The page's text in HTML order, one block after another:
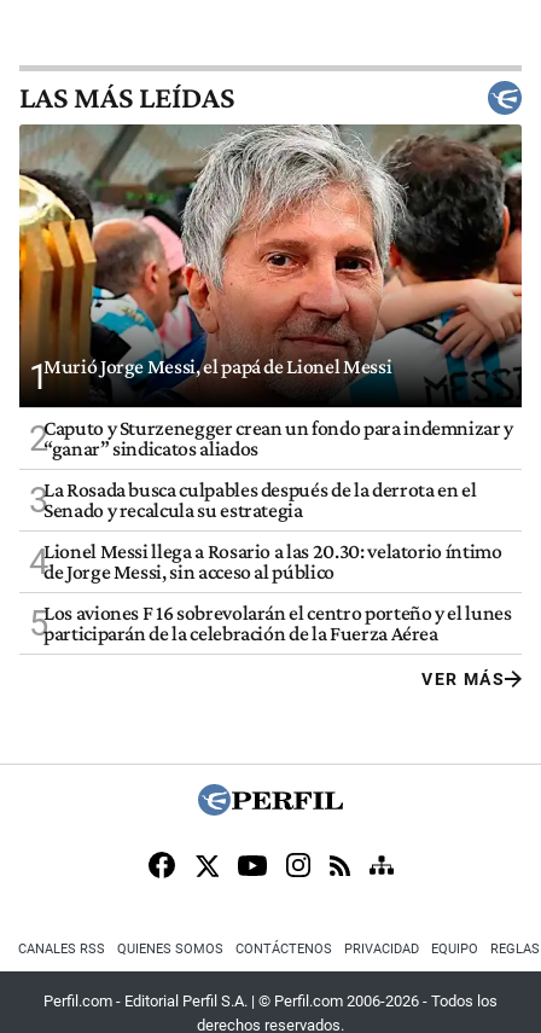
LAS MÁS LEÍDAS
1Murió Jorge Messi, el papá de Lionel Messi
2Caputo y Sturzenegger crean un fondo para indemnizar y
“ganar” sindicatos aliados
3La Rosada busca culpables después de la derrota en el
Senado y recalcula su estrategia
4Lionel Messi llega a Rosario a las 20.30: velatorio íntimo
de Jorge Messi, sin acceso al público
5Los aviones F 16 sobrevolarán el centro porteño y el lunes
participarán de la celebración de la Fuerza Aérea
VER MÁS
CANALES RSS QUIENES SOMOS CONTÁCTENOS PRIVACIDAD EQUIPO
Perfil.com - Editorial Perfil S.A. | © Perfil.com 2006-2026 - Todos los
derechos reservados.